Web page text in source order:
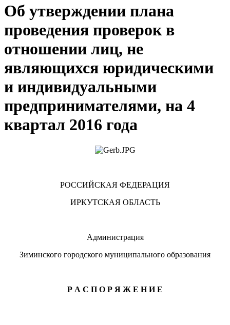
Об утверждении плана
проведения проверок в
отношении лиц, не
являющихся юридическими
и индивидуальными
предпринимателями, на 4
квартал 2016 года
РОССИЙСКАЯ ФЕДЕРАЦИЯ
ИРКУТСКАЯ ОБЛАСТЬ
Администрация
Зиминского городского муниципального образования
Р А С П О Р Я Ж Е Н И Е